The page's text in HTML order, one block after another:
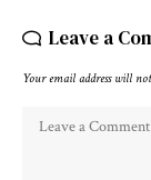
Leave a
Your email address will